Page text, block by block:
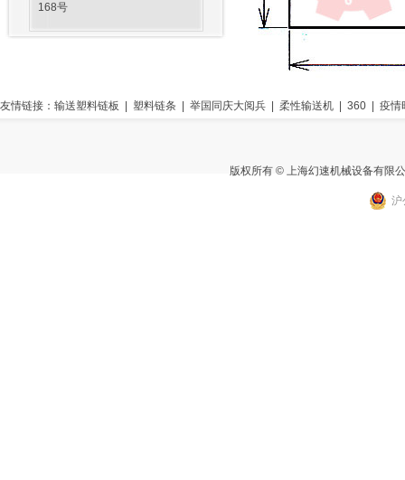
168号
友情链接： 输送塑料链板 塑料链条 举国同庆大阅兵 柔性输送机 360 疫情
版权所有 © 上海幻速机械设备有限
沪